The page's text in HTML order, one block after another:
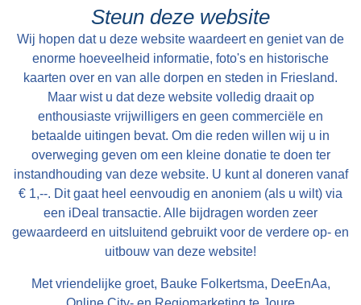
Elke oudejaarsdag komen dorpsbewoners bij
elkaar rondom de klokkenstoel om beurtelings
hangend aan het touw het oude jaar uit te
luiden. Als je op het juiste tijdstip rond de kerk
wandelt, is de klok op de hele en halve uren te
horen met zijn mooie vérdragende klank.
Steun deze website
Wij hopen dat u deze website waardeert en geniet van de
enorme hoeveelheid informatie, foto's en historische
kaarten over en van alle dorpen en steden in Friesland.
Maar wist u dat deze website volledig draait op
enthousiaste vrijwilligers en geen commerciële en
betaalde uitingen bevat. Om die reden willen wij u in
overweging geven om een kleine donatie te doen ter
instandhouding van deze website. U kunt al doneren vanaf
€ 1,--. Dit gaat heel eenvoudig en anoniem (als u wilt) via
een iDeal transactie. Alle bijdragen worden zeer
gewaardeerd en uitsluitend gebruikt voor de verdere op- en
uitbouw van deze website!
Met vriendelijke groet, Bauke Folkertsma, DeeEnAa,